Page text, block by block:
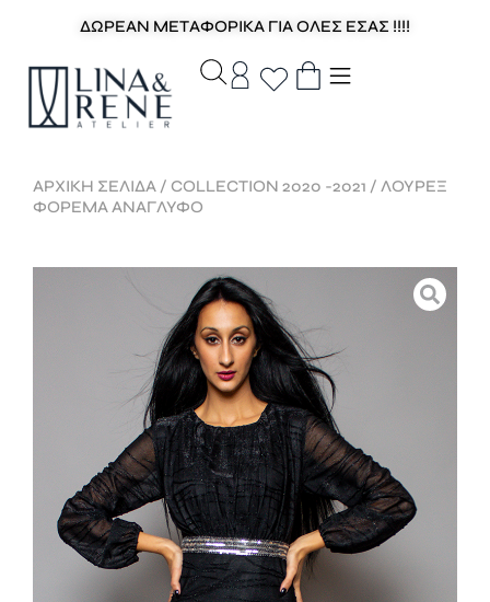
ΔΩΡΕΑΝ ΜΕΤΑΦΟΡΙΚΑ ΓΙΑ ΟΛΕΣ ΕΣΑΣ !!!!
ΑΡΧΙΚΉ ΣΕΛΊΔΑ / COLLECTION 2020 -2021 / ΛΟΥΡΕΞ
ΦΟΡΕΜΑ ΑΝΑΓΛΥΦΟ